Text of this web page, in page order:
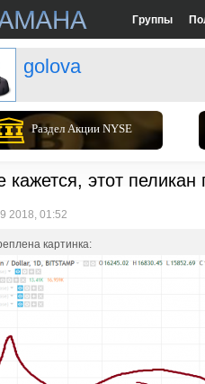
Группы
golova
Раздел Акции NYSE
кажется, этот
2018, 01:52
картинка: